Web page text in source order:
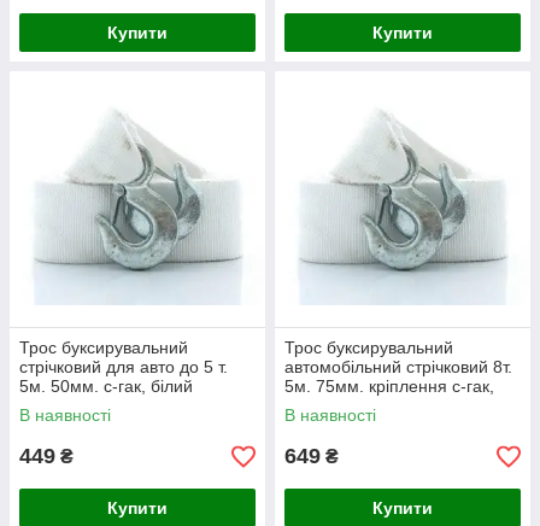
Купити Купити
Трос буксирувальний
стрічковий для авто до 5 т.
5м. 50мм. с-гак, білий
Дорожня карта
В наявності
449 ₴
Купити
Трос буксирувальний
автомобільний стрічковий 8т.
5м. 75мм. кріплення с-гак,
білий Дорожня карта
В наявності
649 ₴
Купити